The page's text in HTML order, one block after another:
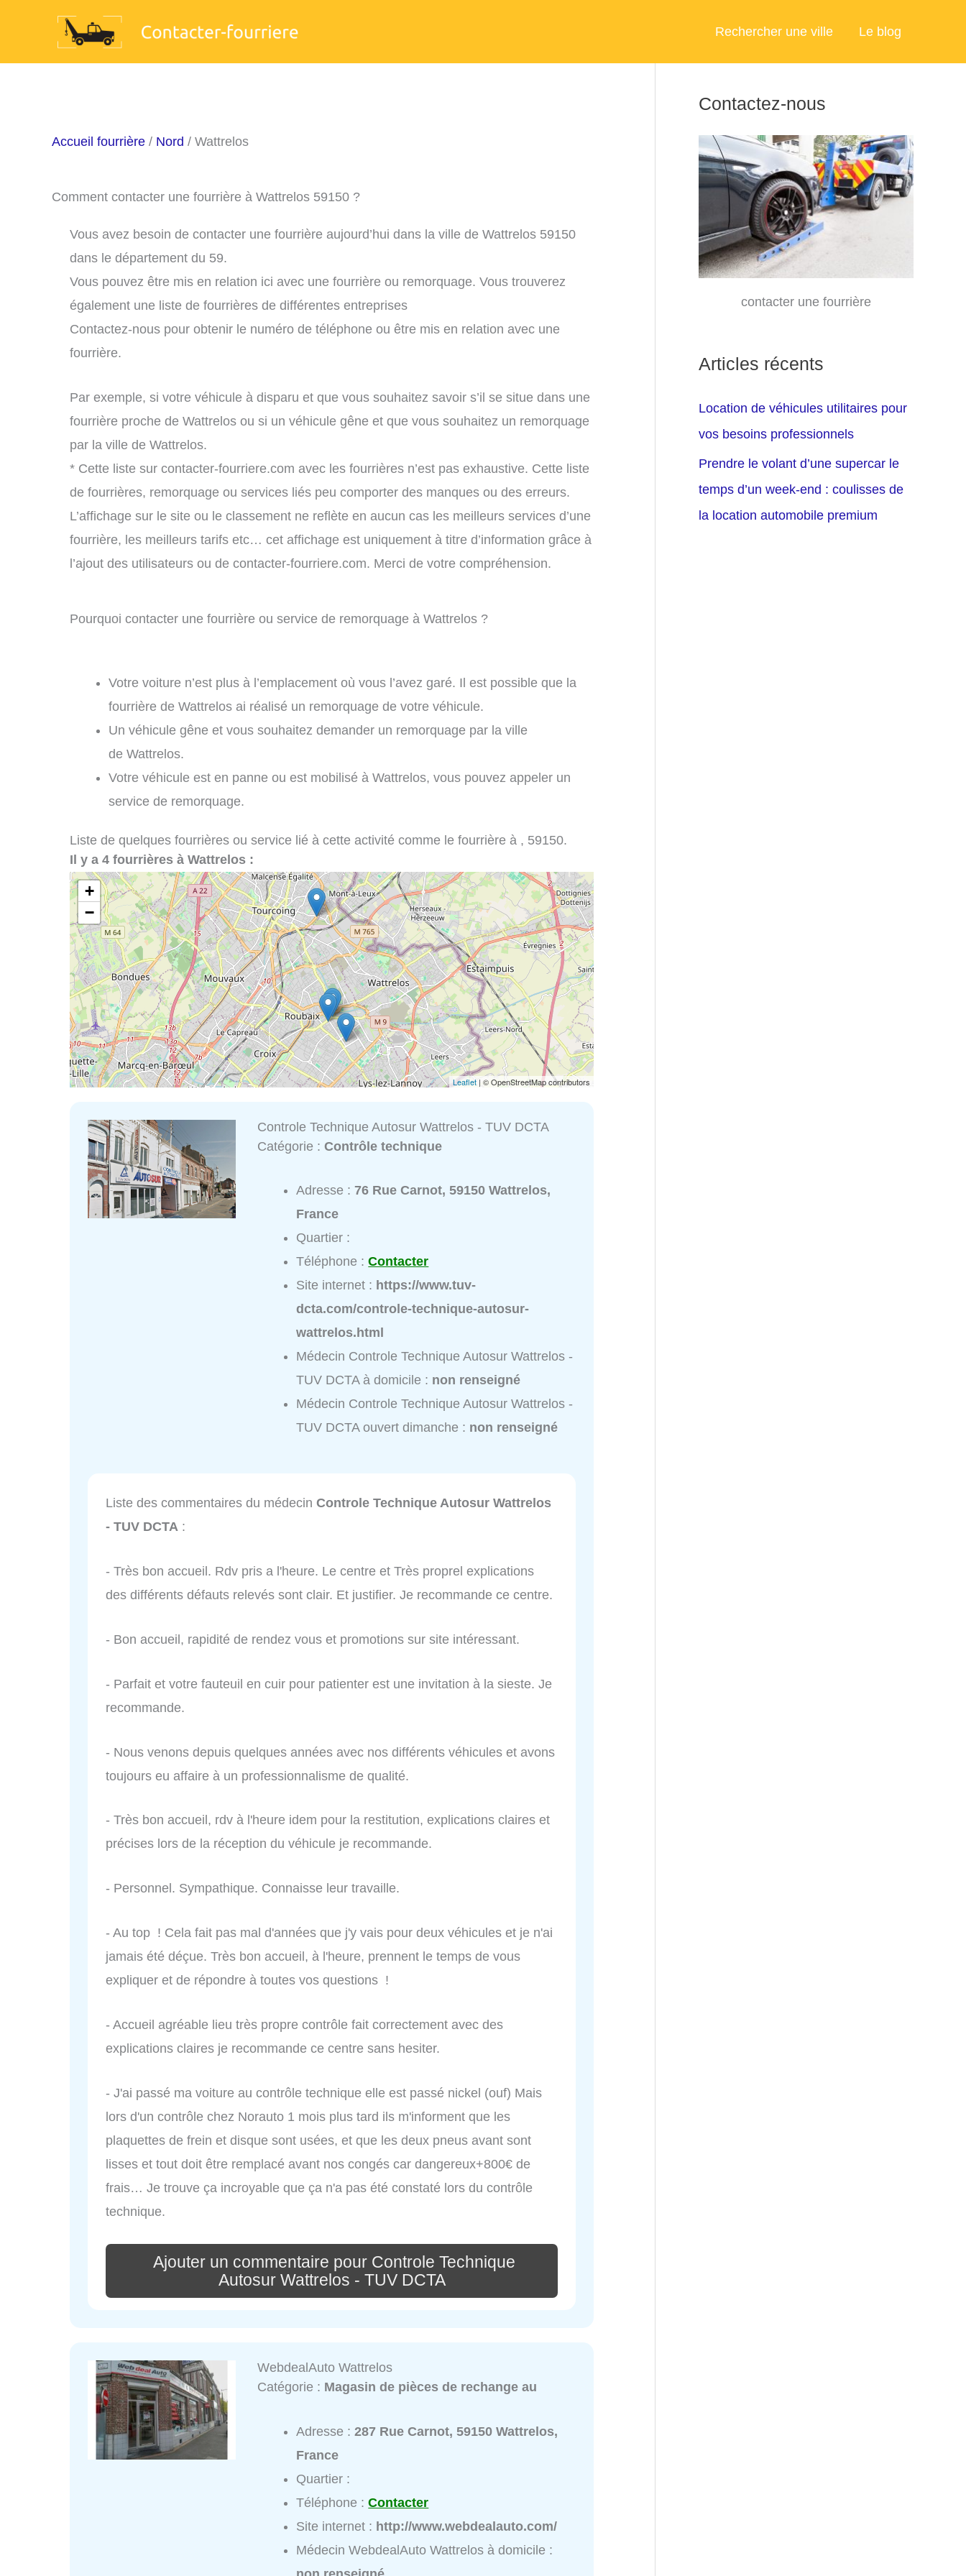
Rechercher une ville Le blog
Accueil fourrière / Nord / Wattrelos
Comment contacter une fourrière à Wattrelos 59150 ?
Vous avez besoin de contacter une fourrière aujourd’hui dans la ville de Wattrelos 59150
dans le département du 59.
Vous pouvez être mis en relation ici avec une fourrière ou remorquage. Vous trouverez
également une liste de fourrières de différentes entreprises
Contactez-nous pour obtenir le numéro de téléphone ou être mis en relation avec une
fourrière.
Par exemple, si votre véhicule à disparu et que vous souhaitez savoir s’il se situe dans une
fourrière proche de Wattrelos ou si un véhicule gêne et que vous souhaitez un remorquage
par la ville de Wattrelos.
* Cette liste sur contacter-fourriere.com avec les fourrières n’est pas exhaustive. Cette liste
de fourrières, remorquage ou services liés peu comporter des manques ou des erreurs.
L’affichage sur le site ou le classement ne reflète en aucun cas les meilleurs services d’une
fourrière, les meilleurs tarifs etc… cet affichage est uniquement à titre d’information grâce à
l’ajout des utilisateurs ou de contacter-fourriere.com. Merci de votre compréhension.
Pourquoi contacter une fourrière ou service de remorquage à Wattrelos ?
Votre voiture n’est plus à l’emplacement où vous l’avez garé. Il est possible que la
fourrière de Wattrelos ai réalisé un remorquage de votre véhicule.
Un véhicule gêne et vous souhaitez demander un remorquage par la ville
de Wattrelos.
Votre véhicule est en panne ou est mobilisé à Wattrelos, vous pouvez appeler un
service de remorquage.
Liste de quelques fourrières ou service lié à cette activité comme le fourrière à , 59150.
Il y a 4 fourrières à Wattrelos :
+
−
Leaflet | © OpenStreetMap contributors
Controle Technique Autosur Wattrelos - TUV DCTA
Catégorie :Contrôle technique
Adresse :76 Rue Carnot, 59150 Wattrelos,
France
Quartier :
Téléphone :Contacter
Site internet : https://www.tuv-
dcta.com/controle-technique-autosur-
wattrelos.html
Médecin Controle Technique Autosur Wattrelos -
TUV DCTA à domicile : non renseigné
Médecin Controle Technique Autosur Wattrelos -
TUV DCTA ouvert dimanche : non renseigné
Liste des commentaires du médecin Controle Technique Autosur Wattrelos
- TUV DCTA :
- Très bon accueil. Rdv pris a l'heure. Le centre et Très proprel explications
des différents défauts relevés sont clair. Et justifier. Je recommande ce centre.
- Bon accueil, rapidité de rendez vous et promotions sur site intéressant.
- Parfait et votre fauteuil en cuir pour patienter est une invitation à la sieste. Je
recommande.
- Nous venons depuis quelques années avec nos différents véhicules et avons
toujours eu affaire à un professionnalisme de qualité.
- Très bon accueil, rdv à l'heure idem pour la restitution, explications claires et
précises lors de la réception du véhicule je recommande.
- Personnel. Sympathique. Connaisse leur travaille.
- Au top ! Cela fait pas mal d'années que j'y vais pour deux véhicules et je n'ai
jamais été déçue. Très bon accueil, à l'heure, prennent le temps de vous
expliquer et de répondre à toutes vos questions !
- Accueil agréable lieu très propre contrôle fait correctement avec des
explications claires je recommande ce centre sans hesiter.
- J'ai passé ma voiture au contrôle technique elle est passé nickel (ouf) Mais
lors d'un contrôle chez Norauto 1 mois plus tard ils m'informent que les
plaquettes de frein et disque sont usées, et que les deux pneus avant sont
lisses et tout doit être remplacé avant nos congés car dangereux+800€ de
frais… Je trouve ça incroyable que ça n'a pas été constaté lors du contrôle
technique.
Ajouter un commentaire pour Controle Technique
Autosur Wattrelos - TUV DCTA
WebdealAuto Wattrelos
Catégorie : Magasin de pièces de rechange au
Adresse :287 Rue Carnot, 59150 Wattrelos,
France
Quartier :
Téléphone :Contacter
Site internet : http://www.webdealauto.com/
Médecin WebdealAuto Wattrelos à domicile :
Contactez-nous
contacter une fourrière
Articles récents
Location de véhicules utilitaires pour
vos besoins professionnels
Prendre le volant d’une supercar le
temps d’un week-end : coulisses de
la location automobile premium